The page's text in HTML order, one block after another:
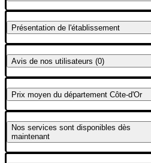
Présentation de l'établissement
Avis de nos utilisateurs (0)
Prix moyen du département Côte-d'Or
Nos services sont disponibles dès
maintenant